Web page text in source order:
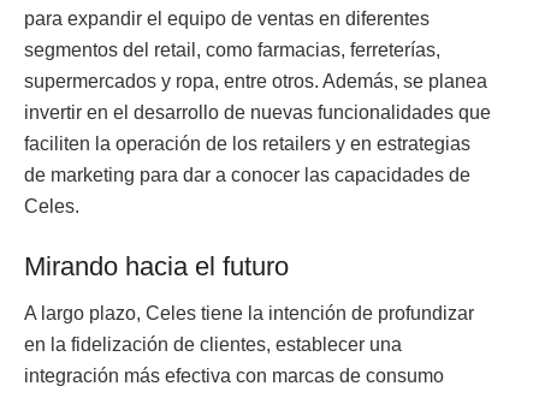
para expandir el equipo de ventas en diferentes
segmentos del retail, como farmacias, ferreterías,
supermercados y ropa, entre otros. Además, se planea
invertir en el desarrollo de nuevas funcionalidades que
faciliten la operación de los retailers y en estrategias
de marketing para dar a conocer las capacidades de
Celes.
Mirando hacia el futuro
A largo plazo, Celes tiene la intención de profundizar
en la fidelización de clientes, establecer una
integración más efectiva con marcas de consumo